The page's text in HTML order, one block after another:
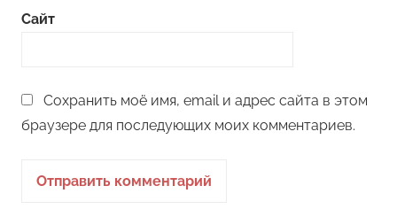
Сайт
Сохранить моё имя, email и адрес сайта в этом
браузере для последующих моих комментариев.